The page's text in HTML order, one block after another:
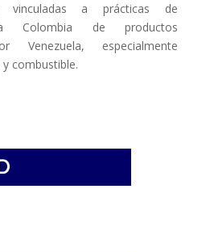
vinculadas a prácticas de
Colombia de productos
Venezuela, especialmente
combustible.